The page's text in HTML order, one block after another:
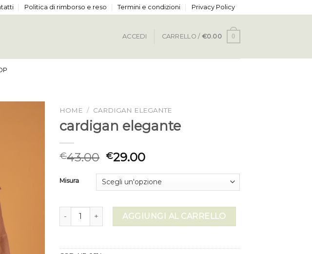
Politica di rimborso e reso Termini e condizioni Privacy Policy
ACCEDI CARRELLO / €0.00 0
HOME / CARDIGAN ELEGANTE
cardigan elegante
€43.00 €29.00
Misura
cardigan elegante quantitàAGGIUNGI AL CARRELLO